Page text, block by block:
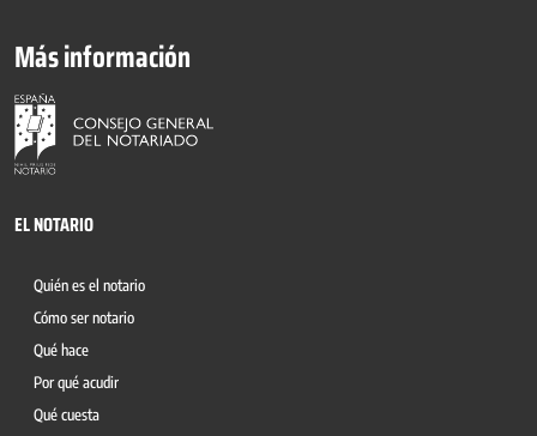
Más información
EL NOTARIO
Quién es el notario
Cómo ser notario
Qué hace
Por qué acudir
Qué cuesta